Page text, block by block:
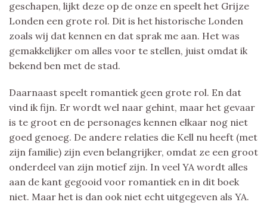
geschapen, lijkt deze op de onze en speelt het Grijze
Londen een grote rol. Dit is het historische Londen
zoals wij dat kennen en dat sprak me aan. Het was
gemakkelijker om alles voor te stellen, juist omdat ik
bekend ben met de stad.
Daarnaast speelt romantiek geen grote rol. En dat
vind ik fijn. Er wordt wel naar gehint, maar het gevaar
is te groot en de personages kennen elkaar nog niet
goed genoeg. De andere relaties die Kell nu heeft (met
zijn familie) zijn even belangrijker, omdat ze een groot
onderdeel van zijn motief zijn. In veel YA wordt alles
aan de kant gegooid voor romantiek en in dit boek
niet. Maar het is dan ook niet echt uitgegeven als YA.